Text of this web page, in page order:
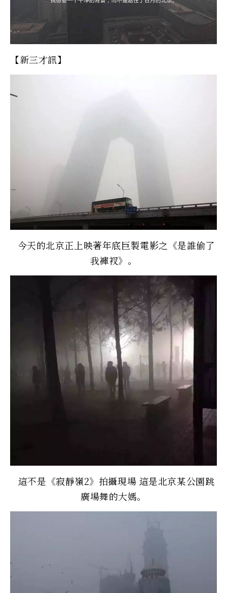
【新三才訊】
今天的北京正上映著年底巨製電影之《是誰偷了
我褲衩》。
這不是《寂靜嶺2》拍攝現場 這是北京某公園跳
廣場舞的大媽。